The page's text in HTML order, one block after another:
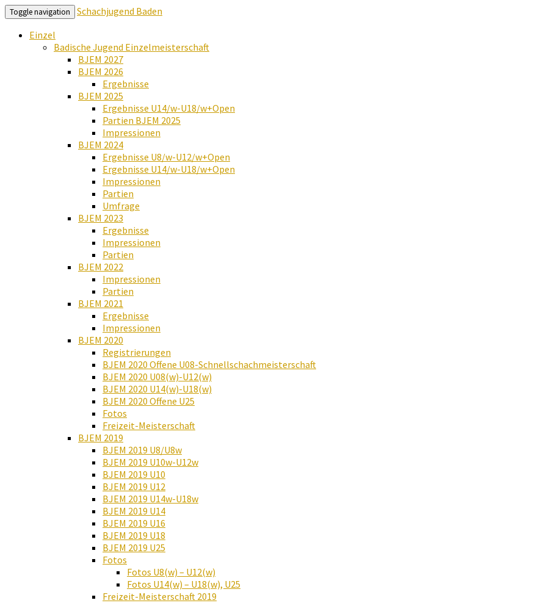
Toggle navigation
Schachjugend Baden
Einzel
Badische Jugend Einzelmeisterschaft
BJEM 2027
BJEM 2026
Ergebnisse
BJEM 2025
Ergebnisse U14/w-U18/w+Open
Partien BJEM 2025
Impressionen
BJEM 2024
Ergebnisse U8/w-U12/w+Open
Ergebnisse U14/w-U18/w+Open
Impressionen
Partien
Umfrage
BJEM 2023
Ergebnisse
Impressionen
Partien
BJEM 2022
Impressionen
Partien
BJEM 2021
Ergebnisse
Impressionen
BJEM 2020
Registrierungen
BJEM 2020 Offene U08-Schnellschachmeisterschaft
BJEM 2020 U08(w)-U12(w)
BJEM 2020 U14(w)-U18(w)
BJEM 2020 Offene U25
Fotos
Freizeit-Meisterschaft
BJEM 2019
BJEM 2019 U8/U8w
BJEM 2019 U10w-U12w
BJEM 2019 U10
BJEM 2019 U12
BJEM 2019 U14w-U18w
BJEM 2019 U14
BJEM 2019 U16
BJEM 2019 U18
BJEM 2019 U25
Fotos
Fotos U8(w) – U12(w)
Fotos U14(w) – U18(w), U25
Freizeit-Meisterschaft 2019